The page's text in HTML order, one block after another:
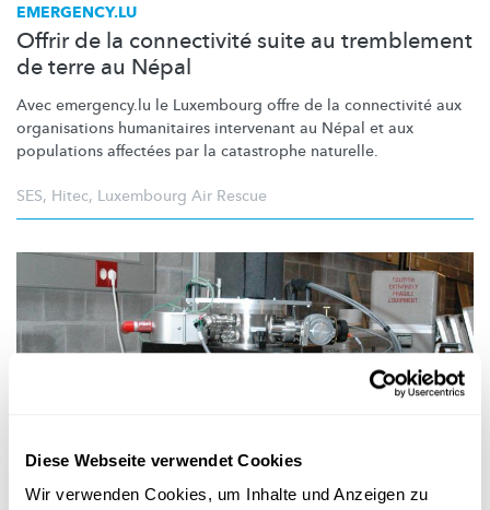
Diese Webseite verwendet Cookies
Wir verwenden Cookies, um Inhalte und Anzeigen zu
EMERGENCY.LU
Offrir de la connectivité suite au tremblement
de terre au Népal
Avec emergency.lu le Luxembourg offre de la connectivité aux
organisations humanitaires intervenant au Népal et aux
populations affectées par la catastrophe naturelle.
SES, Hitec, Luxembourg Air Rescue